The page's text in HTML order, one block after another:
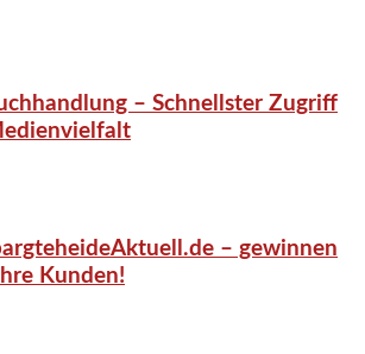
– Schnellster Zugriff
– gewinnen
Kunden!